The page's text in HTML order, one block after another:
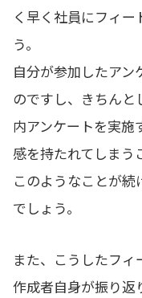
く早く社員にフィ
う。
自分が参加したア
のですし、きちん
内アンケートを実施
感を持たれてしまう
このようなことが
でしょう。
また、こうしたフィ
作成者自身が振り返